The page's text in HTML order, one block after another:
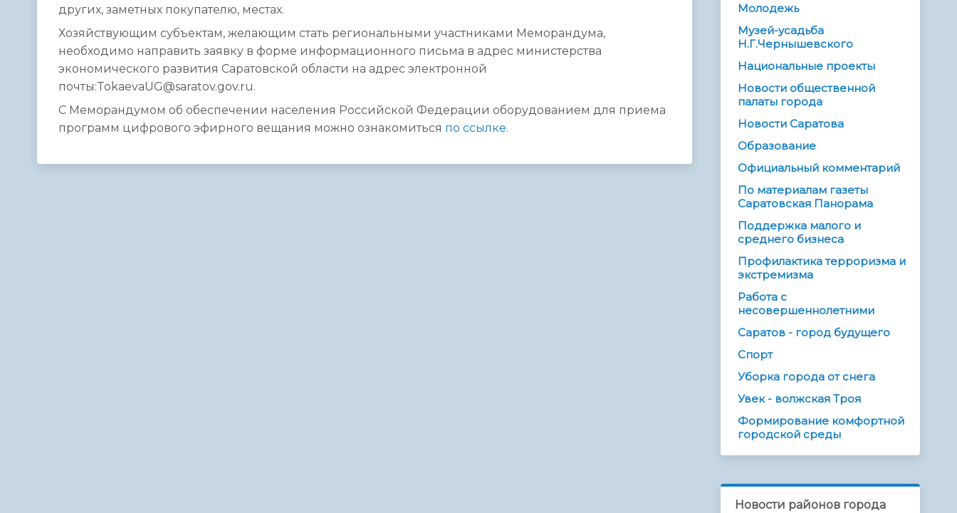
других, заметных покупателю, местах.
Хозяйствующим субъектам, желающим стать региональными участниками Меморандума,
необходимо направить заявку в форме информационного письма в адрес министерства
экономического развития Саратовской области на адрес электронной
почты:TokaevaUG@saratov.gov.ru.
С Меморандумом об обеспечении населения Российской Федерации оборудованием для приема
программ цифрового эфирного вещания можно ознакомиться по ссылке.
Молодежь
Музей-усадьба
Н.Г.Чернышевского
Национальные проекты
Новости общественной
палаты города
Новости Саратова
Образование
Официальный комментарий
По материалам газеты
Саратовская Панорама
Поддержка малого и
среднего бизнеса
Профилактика терроризма и
экстремизма
Работа с
несовершеннолетними
Саратов - город будущего
Спорт
Уборка города от снега
Увек - волжская Троя
Формирование комфортной
городской среды
Новости районов города